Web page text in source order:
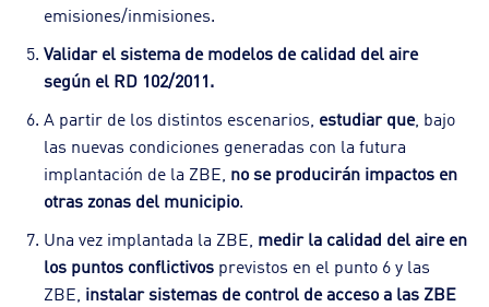
emisiones/inmisiones.
Validar el sistema de modelos de calidad del aire
según el RD 102/2011.
A partir de los distintos escenarios, estudiar que, bajo
las nuevas condiciones generadas con la futura
implantación de la ZBE, no se producirán impactos en
otras zonas del municipio.
Una vez implantada la ZBE, medir la calidad del aire en
los puntos conflictivos previstos en el punto 6 y las
ZBE, instalar sistemas de control de acceso a las ZBE